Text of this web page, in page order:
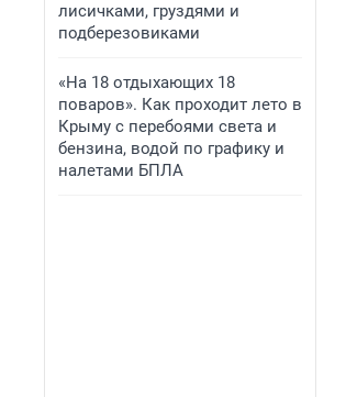
лисичками, груздями и
подберезовиками
«На 18 отдыхающих 18
поваров». Как проходит лето в
Крыму с перебоями света и
бензина, водой по графику и
налетами БПЛА